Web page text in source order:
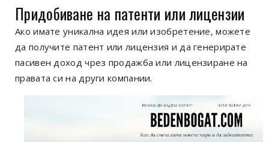
Придобиване на патенти или лицензии
Ако имате уникална идея или изобретение, можете
да получите патент или лицензия и да генерирате
пасивен доход чрез продажба или лицензиране на
правата си на други компании.